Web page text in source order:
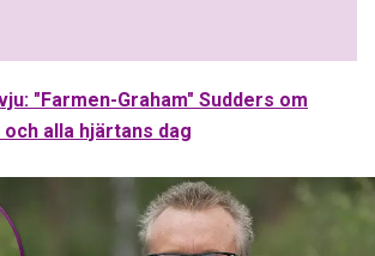
"Farmen-Graham" Sudders om
alla hjärtans dag